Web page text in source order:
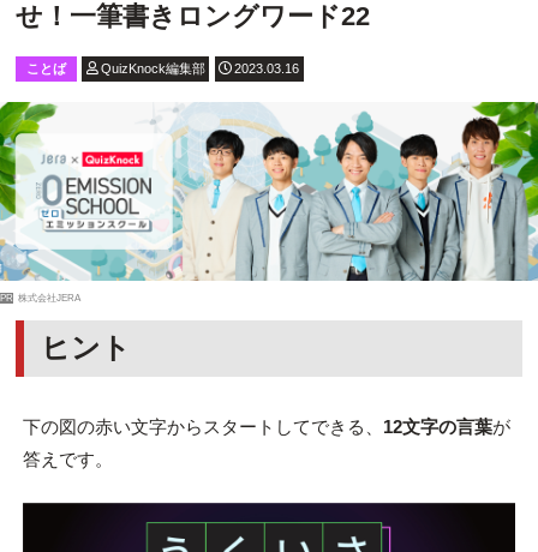
せ！一筆書きロングワード22
ことば QuizKnock編集部 2023.03.16
PR 株式会社JERA
ヒント
下の図の赤い文字からスタートしてできる、 12文字の言葉が
答えです。